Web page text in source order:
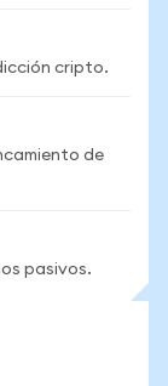
cripto.
de
pasivos.